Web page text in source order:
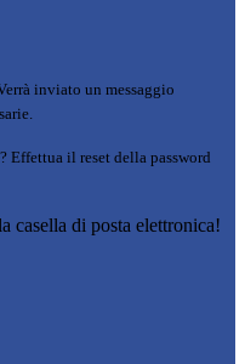
inviato un messaggio
Effettua il reset della password
casella di posta elettronica!